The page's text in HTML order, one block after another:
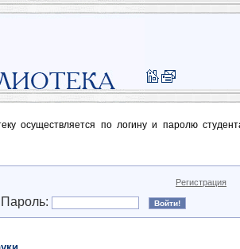
осуществляется по логину и паролю
Регистрация
Пароль: